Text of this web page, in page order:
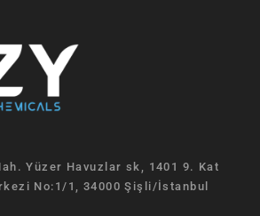
Yüzer Havuzlar sk, 1401 9. Kat
No:1/1, 34000 Şişli/İstanbul